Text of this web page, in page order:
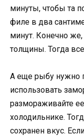
минуты, чтобы та
филе в два
минут. Конечно
толщины. Тогда
А еще рыбу нужно
использовать
размораживайте
холодильнике.
сохранен вкус.